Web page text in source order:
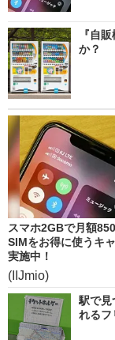
『自
か？
スマホ2GBで月額
SIMをお得に使うキ
実施中！
(IIJmio)
駅で
れるフ